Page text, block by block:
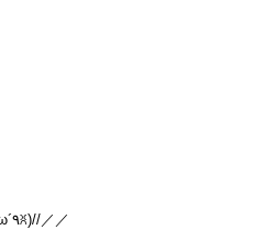
気づいてますかぁ？？＼＼\٩(`ω´٩ꐦ)//／／